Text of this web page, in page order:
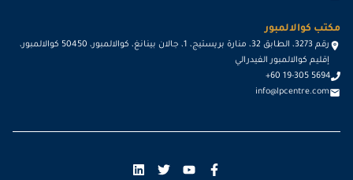
مكتب كوالالمبور
رقم 3273، الطابق 32، منارة بريستيج، 1، جالان بينانغ، كوالالمبور، 50450 كوالالمبور،
إقليم كوالالمبور الفيدرالي
+60 19-305 5694
info@lpcentre.com